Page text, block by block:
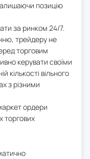
позицію
за ринком 24/7.
трейдеру не
торговим
керувати своїми
кількості вільного
з різними
ордери
торгових